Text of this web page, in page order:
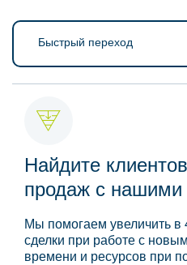
Быстрый переход
Найдите
продаж с
Мы помогаем увеличить в
сделки при работе с
времени и ресурсов при